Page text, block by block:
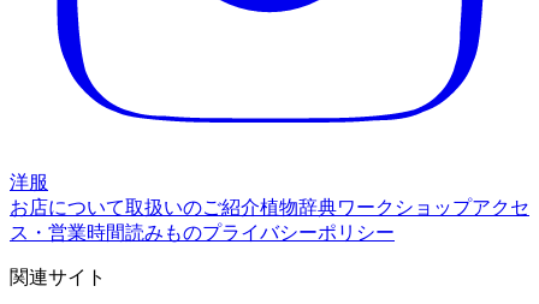
洋服
お店について取扱いのご紹介植物辞典ワークショップアクセ
ス・営業時間読みものプライバシーポリシー
関連サイト